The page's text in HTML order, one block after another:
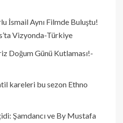
İsmail Aynı Filmde Buluştu!
Vizyonda-Türkiye
Doğum Günü Kutlaması!-
kareleri bu sezon Ethno
Şamdancı ve By Mustafa